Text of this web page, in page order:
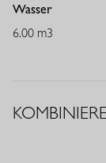
Wasser
6.00 m3